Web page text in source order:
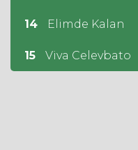
14 Elimde Kalan
15 Viva Celevbato